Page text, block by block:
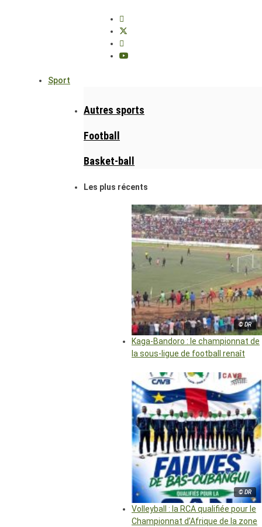
Sport
Autres sports
Football
Basket-ball
Les plus récents
© DR
Kaga-Bandoro : le championnat de
la sous-ligue de football renaît
© DR
Volleyball : la RCA qualifiée pour le
Championnat d’Afrique de la zone